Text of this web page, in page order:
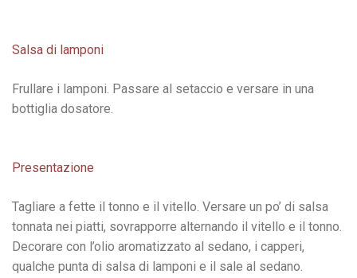
Salsa di lamponi
Frullare i lamponi. Passare al setaccio e versare in una
bottiglia dosatore.
Presentazione
Tagliare a fette il tonno e il vitello. Versare un po’ di salsa
tonnata nei piatti, sovrapporre alternando il vitello e il tonno.
Decorare con l’olio aromatizzato al sedano, i capperi,
qualche punta di salsa di lamponi e il sale al sedano.